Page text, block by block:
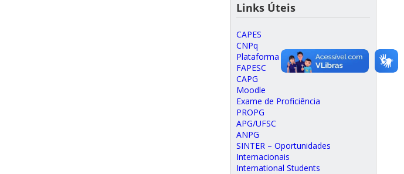
Links Úteis
CAPES
CNPq
Plataforma Lattes
FAPESC
CAPG
Moodle
Exame de Proficiência
PROPG
APG/UFSC
ANPG
SINTER – Oportunidades
Internacionais
International Students